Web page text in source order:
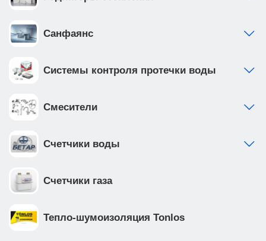
Санфаянс
Системы контроля протечки воды
Смесители
Счетчики воды
Счетчики газа
Тепло-шумоизоляция Tonlos